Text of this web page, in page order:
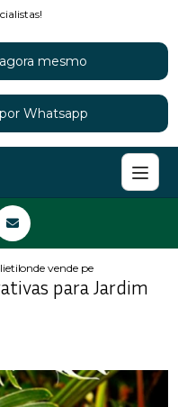
mesmo
Whatsapp
para jardim
onde vende pedras
para Jardim